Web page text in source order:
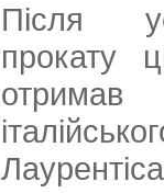
Після
прокату